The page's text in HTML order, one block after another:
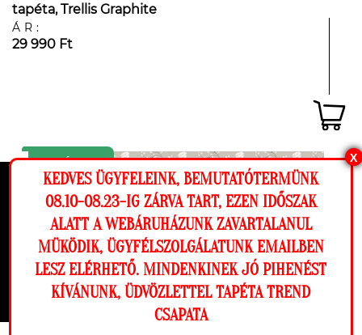
Ez a weboldal cookie-kat használ, hogy a
lehető legjobb élményt nyújtsa honlapunkon.
Beállítások
Elutasítom Engedélyezem
tapéta, Trellis Graphite
ÁR:
29 990 Ft
X
KEDVES ÜGYFELEINK, BEMUTATÓTERMÜNK
08.10-08.23-IG ZÁRVA TART, EZEN IDŐSZAK
ALATT A WEBÁRUHÁZUNK ZAVARTALANUL
MÜKÖDIK, ÜGYFÉLSZOLGÁLATUNK EMAILBEN
LESZ ELÉRHETŐ. MINDENKINEK JÓ PIHENÉST
KÍVÁNUNK, ÜDVÖZLETTEL TAPÉTA TREND
CSAPATAMegnézem a falamon